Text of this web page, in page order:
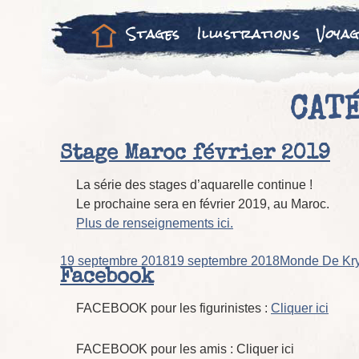
Stages Illustrations
Stage Maroc février 2019
La série des stages d’aquarelle continue !
Le prochaine sera en février 2019, au Maroc.
Plus de renseignements ici.
Posted
on
19 septembre 201819 septembre 2018Author
Monde De
Facebook
FACEBOOK pour les figurinistes : Cliquer ici
FACEBOOK pour les amis : Cliquer ici